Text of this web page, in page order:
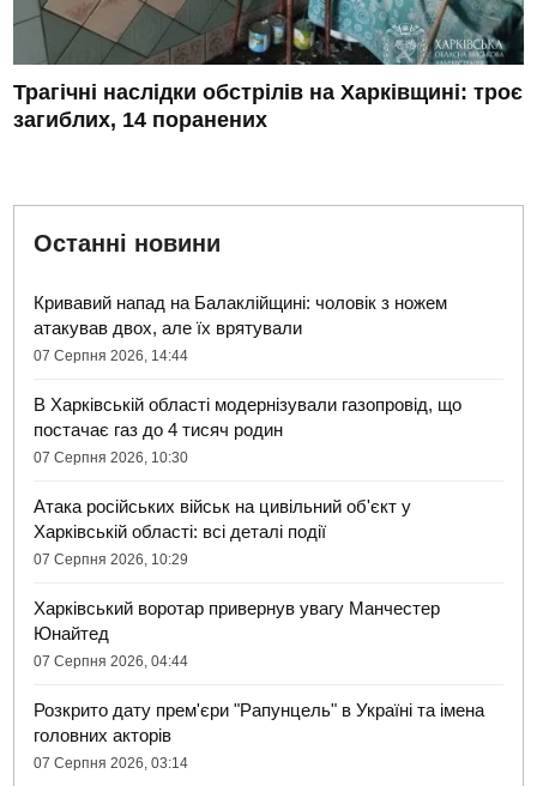
Трагічні наслідки обстрілів на Харківщині: троє
загиблих, 14 поранених
Останні новини
Кривавий напад на Балаклійщині: чоловік з ножем
атакував двох, але їх врятували
07 Серпня 2026, 14:44
В Харківській області модернізували газопровід, що
постачає газ до 4 тисяч родин
07 Серпня 2026, 10:30
Атака російських військ на цивільний об'єкт у
Харківській області: всі деталі події
07 Серпня 2026, 10:29
Харківський воротар привернув увагу Манчестер
Юнайтед
07 Серпня 2026, 04:44
Розкрито дату прем'єри "Рапунцель" в Україні та імена
головних акторів
07 Серпня 2026, 03:14